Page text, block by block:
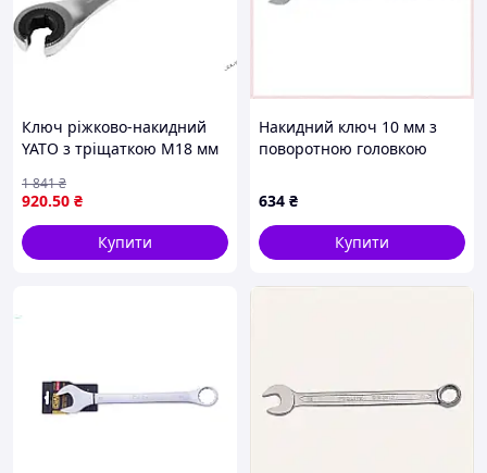
Ключ ріжково-накидний
YATO з тріщаткою М18 мм
надежного и удобного
использования
920.50 ₴
1 841₴
Купити
Накидний ключ 10 мм з
поворотною головкою
634 ₴
Купити